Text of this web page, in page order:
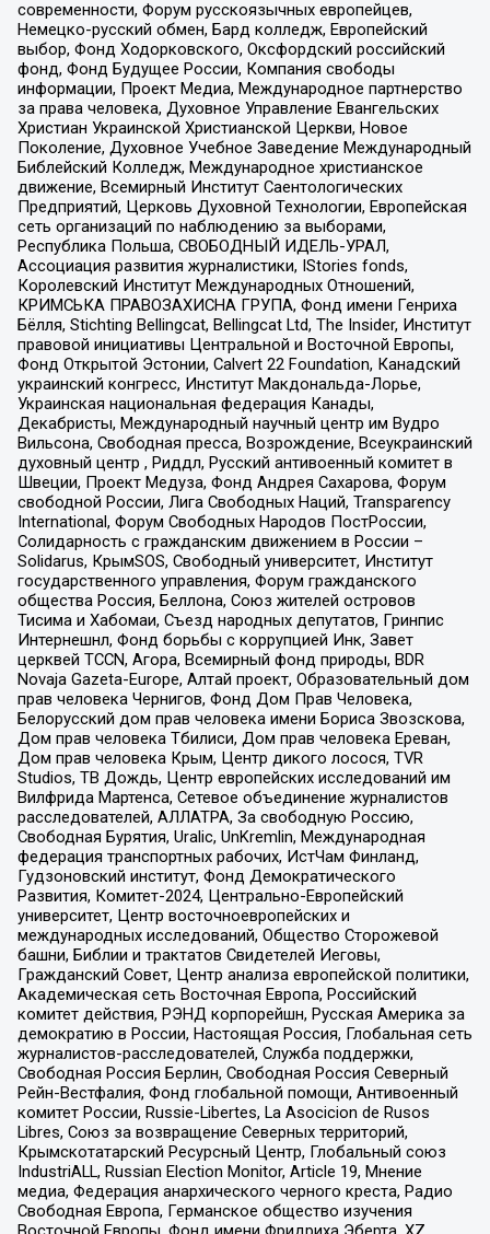
современности, Форум русскоязычных европейцев,
Немецко-русский обмен, Бард колледж, Европейский
выбор, Фонд Ходорковского, Оксфордский российский
фонд, Фонд Будущее России, Компания свободы
информации, Проект Медиа, Международное партнерство
за права человека, Духовное Управление Евангельских
Христиан Украинской Христианской Церкви, Новое
Поколение, Духовное Учебное Заведение Международный
Библейский Колледж, Международное христианское
движение, Всемирный Институт Саентологических
Предприятий, Церковь Духовной Технологии, Европейская
сеть организаций по наблюдению за выборами,
Республика Польша, СВОБОДНЫЙ ИДЕЛЬ-УРАЛ,
Ассоциация развития журналистики, IStories fonds,
Королевский Институт Международных Отношений,
КРИМСЬКА ПРАВОЗАХИСНА ГРУПА, Фонд имени Генриха
Бёлля, Stichting Bellingcat, Bellingcat Ltd, The Insider, Институт
правовой инициативы Центральной и Восточной Европы,
Фонд Открытой Эстонии, Calvert 22 Foundation, Канадский
украинский конгресс, Институт Макдональда-Лорье,
Украинская национальная федерация Канады,
Декабристы, Международный научный центр им Вудро
Вильсона, Свободная пресса, Возрождение, Всеукраинский
духовный центр , Риддл, Русский антивоенный комитет в
Швеции, Проект Медуза, Фонд Андрея Сахарова, Форум
свободной России, Лига Свободных Наций, Transparеncy
International, Форум Свободных Народов ПостРоссии,
Солидарность с гражданским движением в России –
Solidarus, КрымSOS, Свободный университет, Институт
государственного управления, Форум гражданского
общества Россия, Беллона, Союз жителей островов
Тисима и Хабомаи, Съезд народных депутатов, Гринпис
Интернешнл, Фонд борьбы с коррупцией Инк, Завет
церквей TCCN, Агора, Всемирный фонд природы, BDR
Novaja Gazeta-Europe, Алтай проект, Образовательный дом
прав человека Чернигов, Фонд Дом Прав Человека,
Белорусский дом прав человека имени Бориса Звозскова,
Дом прав человека Тбилиси, Дом прав человека Ереван,
Дом прав человека Крым, Центр дикого лосося, TVR
Studios, ТВ Дождь, Центр европейских исследований им
Вилфрида Мартенса, Сетевое объединение журналистов
расследователей, АЛЛАТРА, За свободную Россию,
Свободная Бурятия, Uralic, UnKremlin, Международная
федерация транспортных рабочих, ИстЧам Финланд,
Гудзоновский институт, Фонд Демократического
Развития, Комитет-2024, Центрально-Европейский
университет, Центр восточноевропейских и
международных исследований, Общество Сторожевой
башни, Библии и трактатов Свидетелей Иеговы,
Гражданский Совет, Центр анализа европейской политики,
Академическая сеть Восточная Европа, Российский
комитет действия, РЭНД корпорейшн, Русская Америка за
демократию в России, Настоящая Россия, Глобальная сеть
журналистов-расследователей, Служба поддержки,
Свободная Россия Берлин, Свободная Россия Северный
Рейн-Вестфалия, Фонд глобальной помощи, Антивоенный
комитет России, Russie-Libertes, La Asocicion de Rusos
Libres, Союз за возвращение Северных территорий,
Крымскотатарский Ресурсный Центр, Глобальный союз
IndustriALL, Russian Election Monitor, Article 19, Мнение
медиа, Федерация анархического черного креста, Радио
Свободная Европа, Германское общество изучения